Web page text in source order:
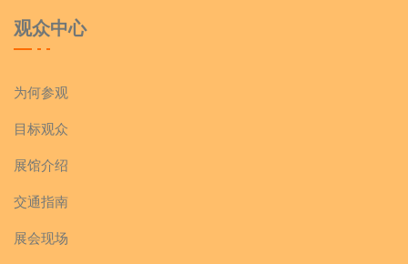
观众中心
为何参观
目标观众
展馆介绍
交通指南
展会现场